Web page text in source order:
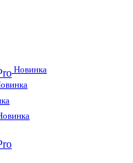
Новинка